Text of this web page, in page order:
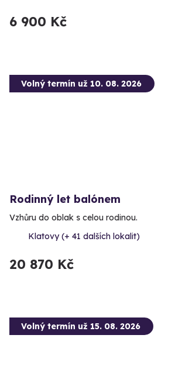
6 900 Kč
Volný termín už 10. 08. 2026
Rodinný let balónem
Vzhůru do oblak s celou rodinou.
Klatovy (+ 41 dalších lokalit)
20 870 Kč
Volný termín už 15. 08. 2026